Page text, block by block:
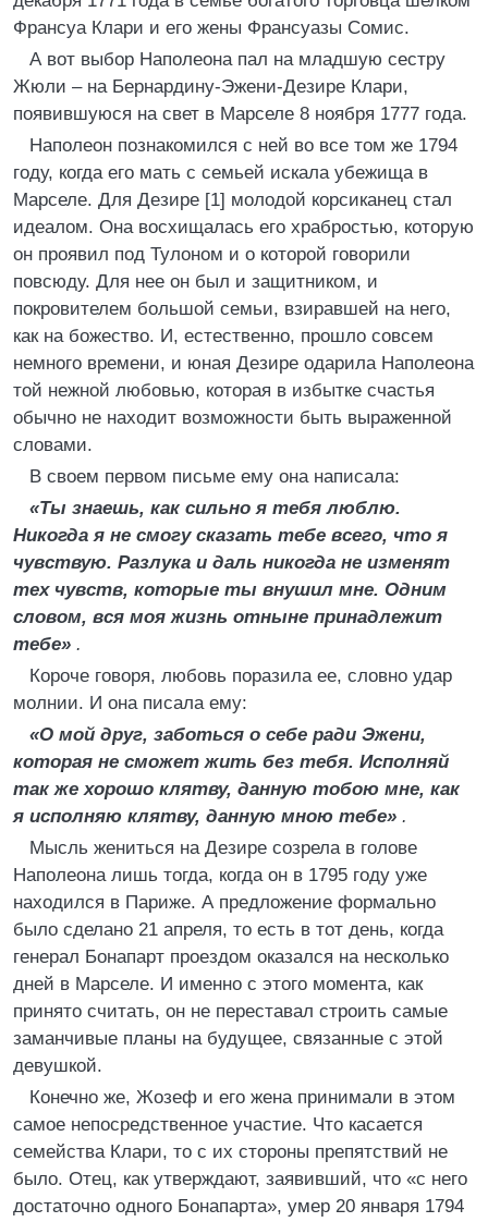
Франсуа Клари и его жены Франсуазы Сомис.
А вот выбор Наполеона пал на младшую сестру
Жюли – на Бернардину-Эжени-Дезире Клари,
появившуюся на свет в Марселе 8 ноября 1777 года.
Наполеон познакомился с ней во все том же 1794
году, когда его мать с семьей искала убежища в
Марселе. Для Дезире [1] молодой корсиканец стал
идеалом. Она восхищалась его храбростью, которую
он проявил под Тулоном и о которой говорили
повсюду. Для нее он был и защитником, и
покровителем большой семьи, взиравшей на него,
как на божество. И, естественно, прошло совсем
немного времени, и юная Дезире одарила Наполеона
той нежной любовью, которая в избытке счастья
обычно не находит возможности быть выраженной
словами.
В своем первом письме ему она написала:
«Ты знаешь, как сильно я тебя люблю.
Никогда я не смогу сказать тебе всего, что я
чувствую. Разлука и даль никогда не изменят
тех чувств, которые ты внушил мне. Одним
словом, вся моя жизнь отныне принадлежит
тебе» .
Короче говоря, любовь поразила ее, словно удар
молнии. И она писала ему:
«О мой друг, заботься о себе ради Эжени,
которая не сможет жить без тебя. Исполняй
так же хорошо клятву, данную тобою мне, как
я исполняю клятву, данную мною тебе» .
Мысль жениться на Дезире созрела в голове
Наполеона лишь тогда, когда он в 1795 году уже
находился в Париже. А предложение формально
было сделано 21 апреля, то есть в тот день, когда
генерал Бонапарт проездом оказался на несколько
дней в Марселе. И именно с этого момента, как
принято считать, он не переставал строить самые
заманчивые планы на будущее, связанные с этой
девушкой.
Конечно же, Жозеф и его жена принимали в этом
самое непосредственное участие. Что касается
семейства Клари, то с их стороны препятствий не
было. Отец, как утверждают, заявивший, что «с него
достаточно одного Бонапарта», умер 20 января 1794